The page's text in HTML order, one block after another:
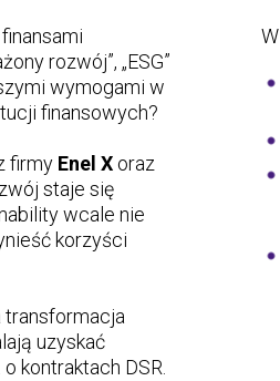
rozwój”, „ESG”
wymogami w
finansowych?
firmy Enel X oraz
staje się
wcale nie
korzyści
transformacja
uzyskać
kontraktach DSR.